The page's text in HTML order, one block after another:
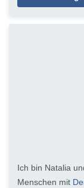
Ich bin Natalia
Menschen mit